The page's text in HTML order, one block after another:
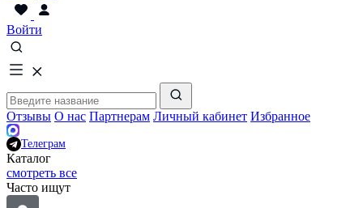
Войти
Отзывы О нас Партнерам Личный кабинет Избранное
Телеграм
Каталог
смотреть все
Часто ищут